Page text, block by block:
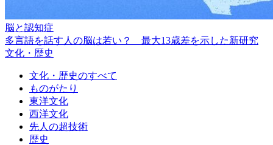
脳と認知症
多言語を話す人の脳は若い？ 最大13歳差を示した新研究
文化・歴史
文化・歴史のすべて
ものがたり
東洋文化
西洋文化
先人の超技術
歴史